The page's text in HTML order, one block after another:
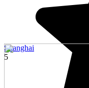
Shanghai
5